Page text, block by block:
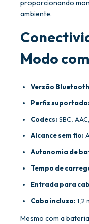
proporcionando
ambiente.
Modo
Versão
Perfis
Codecs: SBC,
Alcance sem fio:
Autonomia de
Tempo de
Entrada para
Cabo incluso: 1,2
Mesmo com a